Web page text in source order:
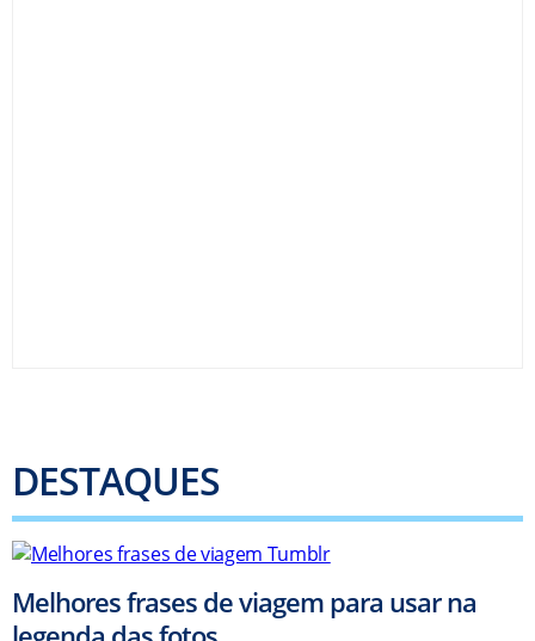
DESTAQUES
Melhores frases de viagem para usar na